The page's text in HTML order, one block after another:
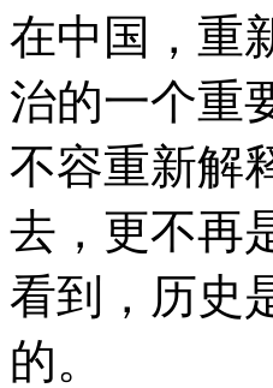
在中国，重
治的一个重
不容重新解
去，更不再
看到，历史
的。